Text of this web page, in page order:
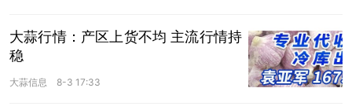
大蒜行情：产区上货不均 主流行情持
稳
大蒜信息 8-3 17:33